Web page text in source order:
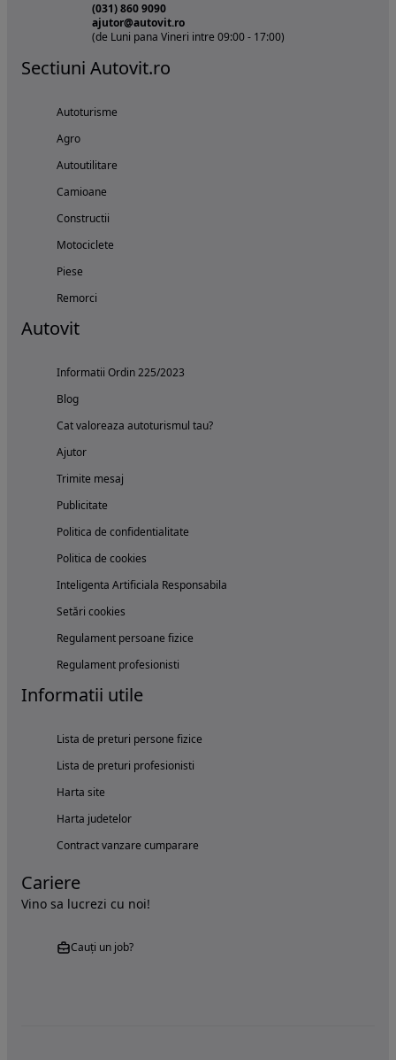
(031) 860 9090
ajutor@autovit.ro
(de Luni pana Vineri intre 09:00 - 17:00)
Sectiuni Autovit.ro
Autoturisme
Agro
Autoutilitare
Camioane
Constructii
Motociclete
Piese
Remorci
Autovit
Informatii Ordin 225/2023
Blog
Cat valoreaza autoturismul tau?
Ajutor
Trimite mesaj
Publicitate
Politica de confidentialitate
Politica de cookies
Inteligenta Artificiala Responsabila
Setări cookies
Regulament persoane fizice
Regulament profesionisti
Informatii utile
Lista de preturi persone fizice
Lista de preturi profesionisti
Harta site
Harta judetelor
Contract vanzare cumparare
Cariere
Vino sa lucrezi cu noi!
Cauți un job?